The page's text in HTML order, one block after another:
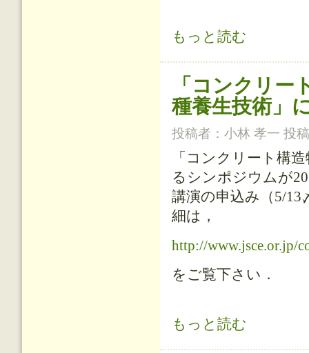
「高炉スラグ微粉末を用いたコン
について
もっと読む
「コンクリー
種養生技術」
投稿者： 小林 孝一 投
「コンクリート構
るシンポジウムが
講演の申込み（5/13
細は，
http://www.jsce.or.jp/
をご覧下さい．
「コンクリート構造物の養生効果
もっと読む